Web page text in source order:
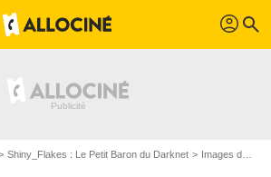
profil search
Shiny_Flakes : Le Petit Baron du Darknet Images du documentaire Shiny_Flakes : Le Petit Baron du Darknet